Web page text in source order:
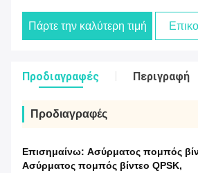
Πάρτε την καλύτερη τιμή
Προδιαγραφές Περιγραφή
Προδιαγραφές
Επισημαίνω: Ασύρματος πομπός
Ασύρματος πομπός βίντεο QPSK,